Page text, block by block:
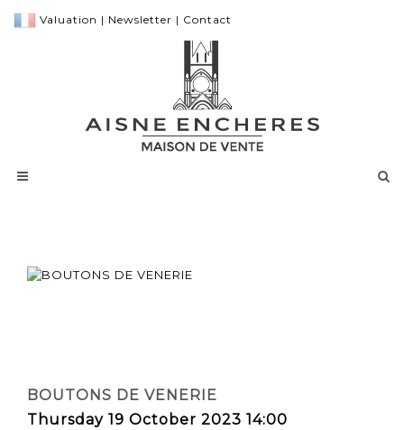
Valuation | Newsletter | Contact
BOUTONS DE VENERIE
Thursday 19 October 2023 14:00